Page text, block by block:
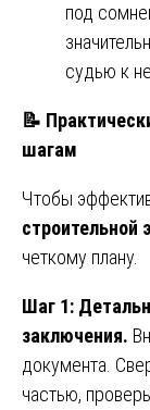
под
судью к
📝
шагам
Чтобы
строительной
четкому плану.
Шаг 1:
заключения.
документа.
частью,